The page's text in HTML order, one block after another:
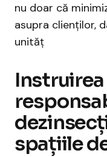
nu doar că
asupra clienților,
unităț
spațiile